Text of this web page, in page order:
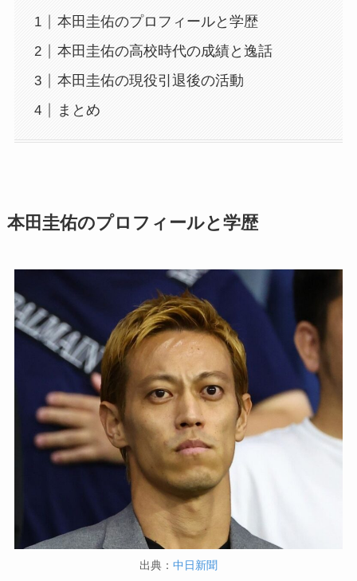
本田圭佑のプロフィールと学歴
本田圭佑の高校時代の成績と逸話
本田圭佑の現役引退後の活動
まとめ
本田圭佑のプロフィールと学歴
出典： 中日新聞